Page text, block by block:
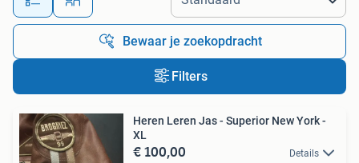
Bewaar je zoekopdracht
Filters
Heren Leren Jas - Superior New York -
XL
€ 100,00 Details